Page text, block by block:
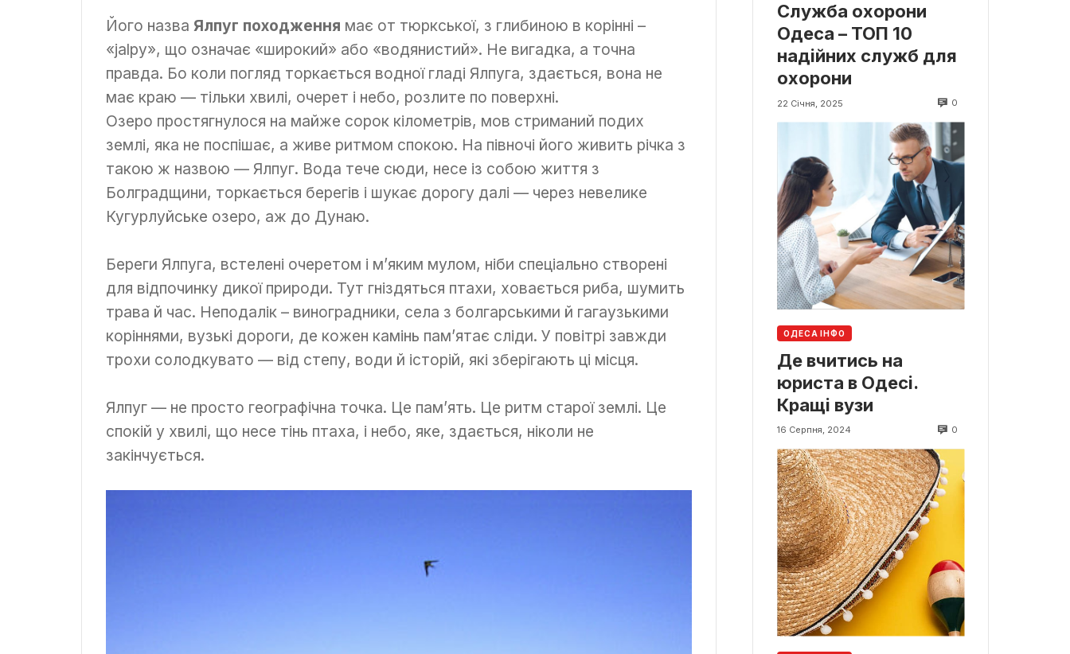
Його назва Ялпуг походження має от тюркської, з глибиною в корінні –
«jalpy», що означає «широкий» або «водянистий». Не вигадка, а точна
правда. Бо коли погляд торкається водної гладі Ялпуга, здається, вона не
має краю — тільки хвилі, очерет і небо, розлите по поверхні.
Озеро простягнулося на майже сорок кілометрів, мов стриманий подих
землі, яка не поспішає, а живе ритмом спокою. На півночі його живить річка з
такою ж назвою — Ялпуг. Вода тече сюди, несе із собою життя з
Болградщини, торкається берегів і шукає дорогу далі — через невелике
Кугурлуйське озеро, аж до Дунаю.
Береги Ялпуга, встелені очеретом і м’яким мулом, ніби спеціально створені
для відпочинку дикої природи. Тут гніздяться птахи, ховається риба, шумить
трава й час. Неподалік – виноградники, села з болгарськими й гагаузькими
коріннями, вузькі дороги, де кожен камінь пам’ятає сліди. У повітрі завжди
трохи солодкувато — від степу, води й історій, які зберігають ці місця.
Ялпуг — не просто географічна точка. Це пам’ять. Це ритм старої землі. Це
спокій у хвилі, що несе тінь птаха, і небо, яке, здається, ніколи не
закінчується.
Служба охорони
Одеса – ТОП 10
надійних служб для
охорони
22 Січня, 2025 0
ОДЕСА ІНФО
Де вчитись на
юриста в Одесі.
Кращі вузи
16 Серпня, 2024 0